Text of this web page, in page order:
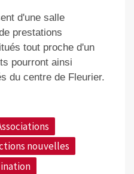
d'une salle
prestations
tout proche d'un
pourront ainsi
du centre de Fleurier.
nouvelles